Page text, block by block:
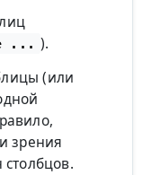
... ).
(или
зрения